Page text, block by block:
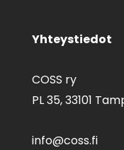
Yhteystiedot
COSS ry
PL 35,33101
info@coss.fi